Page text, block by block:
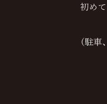
初め
（駐